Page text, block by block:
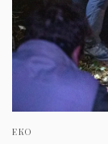
ЕКО